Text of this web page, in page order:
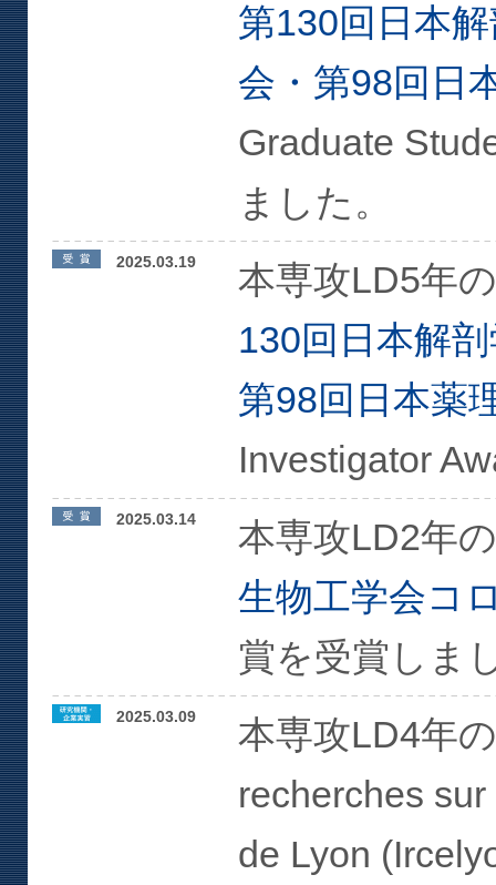
第130回日本
会・第98回日
Graduate
ました。
2025.03.19
本専攻LD5年
130回日本解
第98回日本薬
Investigator
2025.03.14
本専攻LD2年
生物工学会コ
賞を受賞しま
2025.03.09
本専攻LD4年
recherches
de Lyon